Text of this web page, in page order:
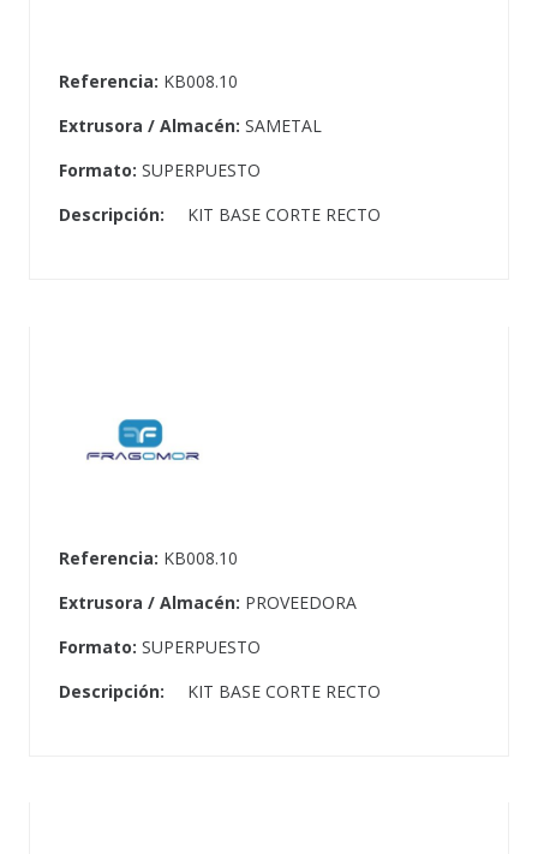
Referencia: KB008.10
Extrusora / Almacén: SAMETAL
Formato: SUPERPUESTO
Descripción:
KIT BASE CORTE RECTO
Referencia: KB008.10
Extrusora / Almacén: PROVEEDORA
Formato: SUPERPUESTO
Descripción:
KIT BASE CORTE RECTO